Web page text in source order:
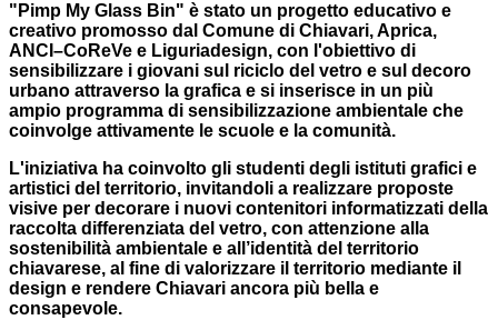
"Pimp My Glass Bin" è stato un progetto educativo e
creativo promosso dal Comune di Chiavari, Aprica,
ANCI–CoReVe e Liguriadesign, con l'obiettivo di
sensibilizzare i giovani sul riciclo del vetro e sul decoro
urbano attraverso la grafica e si inserisce in un più
ampio programma di sensibilizzazione ambientale che
coinvolge attivamente le scuole e la comunità.
L'iniziativa ha coinvolto gli studenti degli istituti grafici e
artistici del territorio, invitandoli a realizzare proposte
visive per decorare i nuovi contenitori informatizzati della
raccolta differenziata del vetro, con attenzione alla
sostenibilità ambientale e all’identità del territorio
chiavarese, al fine di valorizzare il territorio mediante il
design e rendere Chiavari ancora più bella e
consapevole.